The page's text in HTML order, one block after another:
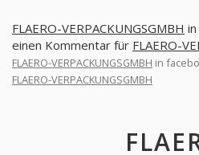
FLAERO-VERPACKUNGSGMBH
einen Kommentar für FLAERO-
FLAERO-VERPACKUNGSGMBH in
FLAERO-VERPACKUNGSGMBH